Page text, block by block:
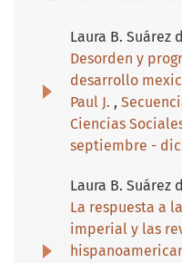
Laura B. Suárez
Desorden y
desarrollo
Paul J. ,
Ciencias
septiembre -
Laura B. Suárez
La respuesta a
imperial y las